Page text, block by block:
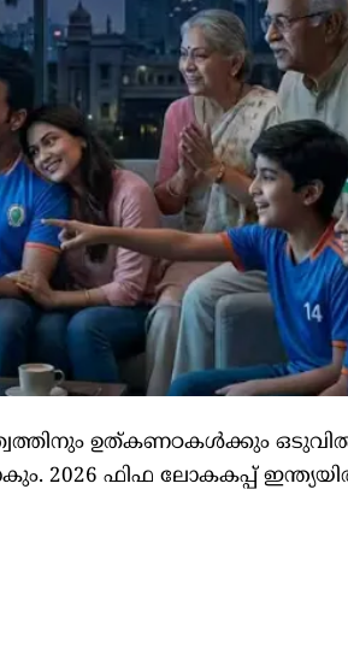
ഉത്കണഠകൾക്കും
2026 ഫിഫ ലോകകപ്പ്